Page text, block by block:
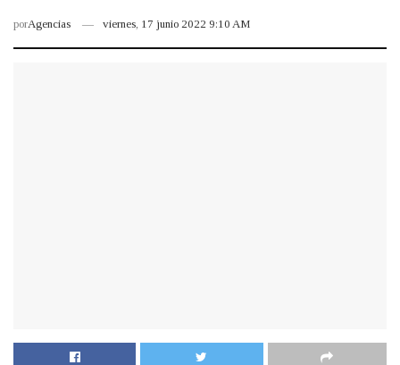
porAgencias viernes, 17 junio 2022 9:10 AM